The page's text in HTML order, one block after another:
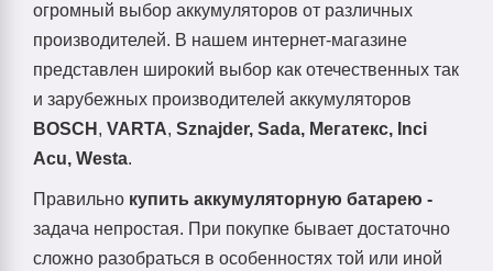
огромный выбор аккумуляторов от различных
производителей. В нашем интернет-магазине
представлен широкий выбор как отечественных так
и зарубежных производителей аккумуляторов
BOSСH , VARTA, Sznajder, Sada, Мегатекс, Inci
Acu, Westa.
Правильно купить аккумуляторную батарею -
задача непростая. При покупке бывает достаточно
сложно разобраться в особенностях той или иной